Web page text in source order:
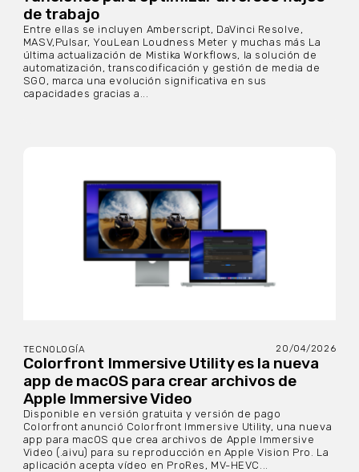
de trabajo
Entre ellas se incluyen Amberscript, DaVinci Resolve,
MASV,Pulsar, YouLean Loudness Meter y muchas más La
última actualización de Mistika Workflows, la solución de
automatización, transcodificación y gestión de media de
SGO, marca una evolución significativa en sus
capacidades gracias a...
TECNOLOGÍA 20/04/2026
Colorfront Immersive Utility es la nueva
app de macOS para crear archivos de
Apple Immersive Video
Disponible en versión gratuita y versión de pago
Colorfront anunció Colorfront Immersive Utility, una nueva
app para macOS que crea archivos de Apple Immersive
Video (.aivu) para su reproducción en Apple Vision Pro. La
aplicación acepta vídeo en ProRes, MV-HEVC...